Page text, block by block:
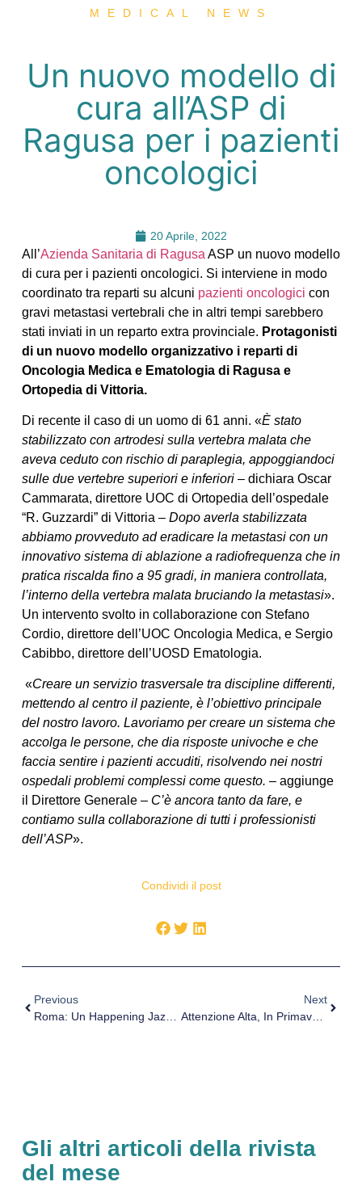
MEDICAL NEWS
Un nuovo modello di
cura all’ASP di
Ragusa per i pazienti
oncologici
20 Aprile, 2022
All’Azienda Sanitaria di Ragusa ASP un nuovo modello
di cura per i pazienti oncologici. Si interviene in modo
coordinato tra reparti su alcuni pazienti oncologici con
gravi metastasi vertebrali che in altri tempi sarebbero
stati inviati in un reparto extra provinciale. Protagonisti
di un nuovo modello organizzativo i reparti di
Oncologia Medica e Ematologia di Ragusa e
Ortopedia di Vittoria.
Di recente il caso di un uomo di 61 anni. «È stato
stabilizzato con artrodesi sulla vertebra malata che
aveva ceduto con rischio di paraplegia, appoggiandoci
sulle due vertebre superiori e inferiori– dichiara Oscar
Cammarata, direttore UOC di Ortopedia dell’ospedale
“R. Guzzardi” di Vittoria – Dopo averla stabilizzata
abbiamo provveduto ad eradicare la metastasi con un
innovativo sistema di ablazione a radiofrequenza che in
pratica riscalda fino a 95 gradi, in maniera controllata,
l’interno della vertebra malata bruciando la metastasi».
Un intervento svolto in collaborazione con Stefano
Cordio, direttore dell’UOC Oncologia Medica, e Sergio
Cabibbo, direttore dell’UOSD Ematologia.
«Creare un servizio trasversale tra discipline differenti,
mettendo al centro il paziente, è l’obiettivo principale
del nostro lavoro. Lavoriamo per creare un sistema che
accolga le persone, che dia risposte univoche e che
faccia sentire i pazienti accuditi, risolvendo nei nostri
ospedali problemi complessi come questo. – aggiunge
il Direttore Generale– C’è ancora tanto da fare, e
contiamo sulla collaborazione di tutti i professionisti
dell’ASP».
Condividi il post
Previous
Roma: Un Happening Jazz Per Il World Pulmonary Hypertension Day 2022. Il 4 Maggio Presso Il Teatro Ghione.
Next
Attenzione Alta, In Primavera, In Particolare Per L’Amanita Verna, Fungo Velenoso Che Negli Anni Passati È Già Stato Responsabile Di Un Caso Di Intossicazione Mortale.
Gli altri articoli della rivista
del mese